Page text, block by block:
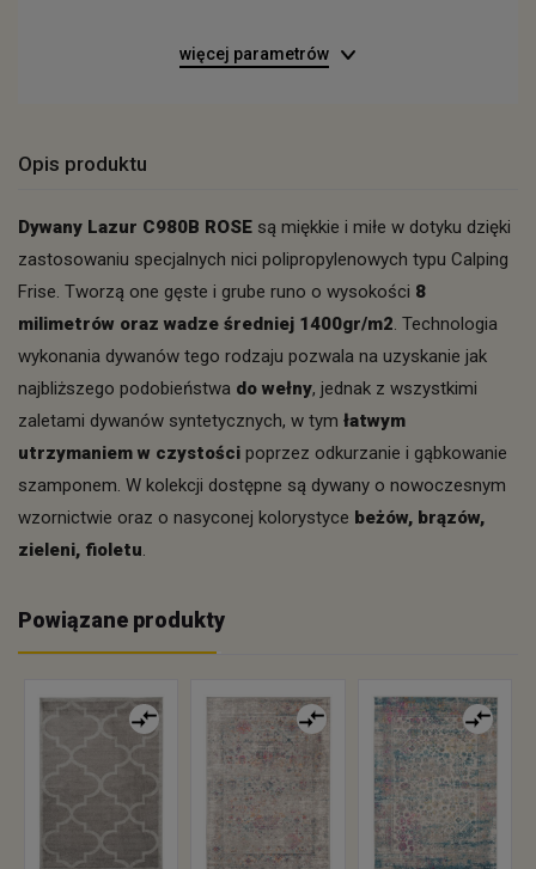
więcej parametrów
Opis produktu
Dywany Lazur C980B ROSE są miękkie i miłe w dotyku dzięki
zastosowaniu specjalnych nici polipropylenowych typu Calping
Frise. Tworzą one gęste i grube runo o wysokości 8
milimetrów oraz wadze średniej 1400gr/m2. Technologia
wykonania dywanów tego rodzaju pozwala na uzyskanie jak
najbliższego podobieństwa do wełny, jednak z wszystkimi
zaletami dywanów syntetycznych, w tym łatwym
utrzymaniem w czystości poprzez odkurzanie i gąbkowanie
szamponem. W kolekcji dostępne są dywany o nowoczesnym
wzornictwie oraz o nasyconej kolorystyce beżów, brązów,
zieleni, fioletu.
Powiązane produkty